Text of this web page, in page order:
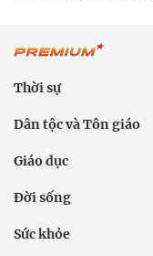
Thời sự
Dân tộc và Tôn giáo
Giáo dục
Đời sống
Sức khỏe